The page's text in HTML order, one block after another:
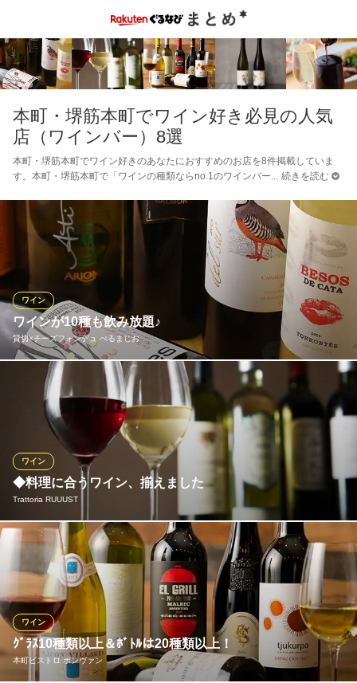
本町・堺筋本町でワイン好き必見の人気
店（ワインバー）8選
本町・堺筋本町でワイン好きのあなたにおすすめのお店を8件掲載していま
す。本町・堺筋本町で「ワインの種類ならno.1のワインバー
続きを読む
ワインが10種も飲み放題♪
貸切×チーズフォンデュ べるまじお
ワイン
テーマは「飲み放題でも美味しいワイン！！」店主がこだわりを
もってオススメするワインは赤,白、スパークリングなど、なんと
10種も飲み放題！でもめちゃ旨♪ もちろん生ビールやカクテルな
どもOK♪ グラスで飲んでも１杯390円からとコスパ抜群です
よ！！
貸切×チーズフォンデュ べるまじお
大阪メトロ堺筋線堺筋本町駅1番出口 徒歩2分
大阪府大阪市中央区本町1-2-1 B1
◆料理に合うワイン、揃えました
Trattoria RUUUST
ワイン
ゲストの方のお好みや、料理にピッタリの上質ワインを各銘柄取
り揃えました。日本人好みから、普段あまり味わうことのない新
しい発見が、なんてことも。各イタリアンの特性に合ったジャパ
ニーズワインをご用意いたしますので、お気軽にスタッフまでお
尋ねください。
Trattoria RUUUST
イタリアンレストラン
ｸﾞﾗｽ10種類以上＆ﾎﾞﾄﾙは20種類以上！
本町ビストロ ボンヴァン
ワイン